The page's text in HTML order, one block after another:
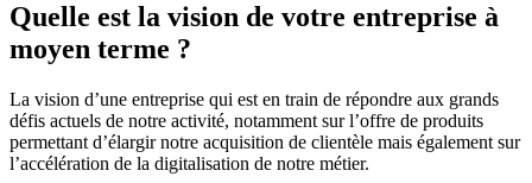
Quelle est la vision de votre entreprise à
moyen terme ?
La vision d’une entreprise qui est en train de répondre aux grands
défis actuels de notre activité, notamment sur l’offre de produits
permettant d’élargir notre acquisition de clientèle mais également sur
l’accélération de la digitalisation de notre métier.